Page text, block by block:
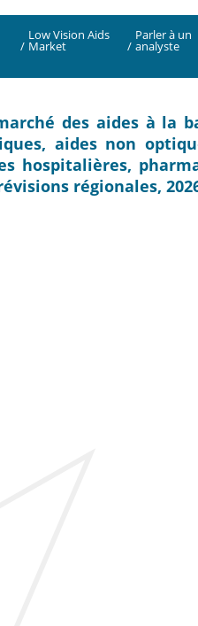
/
Low Vision Aids
Market /
Parler à un
analyste
des aides à la
aides non
hospitalières,
régionales,